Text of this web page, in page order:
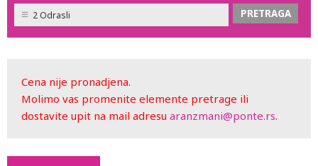
2 Odrasli
Cena nije pronadjena.
Molimo vas promenite elemente pretrage ili
dostavite upit na mail adresu aranzmani@ponte.rs.